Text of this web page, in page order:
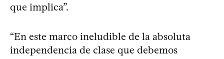
que implica”.
“En este marco ineludible de la absoluta
independencia de clase que debemos